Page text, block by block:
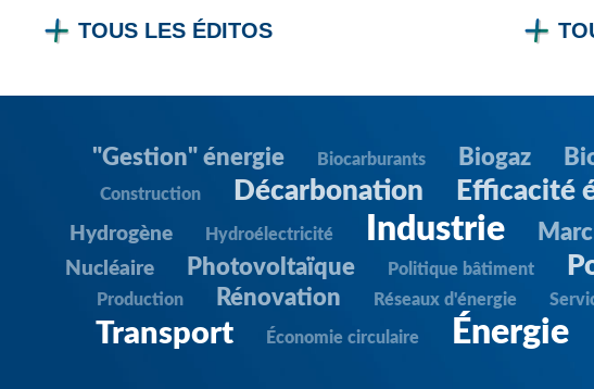
TOUS LES ÉDITOS
"Gestion" énergie Biocarburants Biogaz
Construction Décarbonation Efficacité
Hydrogène Hydroélectricité Industrie
Nucléaire Photovoltaïque Politique bâtiment
Production Rénovation Réseaux d'énergie
Transport Économie circulaire Énergie